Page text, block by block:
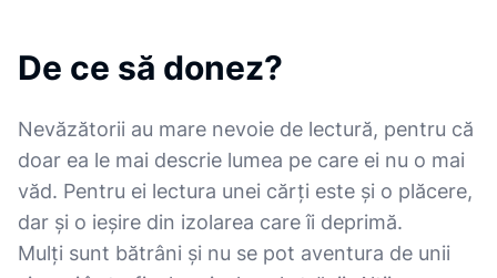
De ce să donez?
Nevăzătorii au mare nevoie de lectură, pentru că
doar ea le mai descrie lumea pe care ei nu o mai
văd. Pentru ei lectura unei cărți este și o plăcere,
dar și o ieșire din izolarea care îi deprimă.
Mulți sunt bătrâni și nu se pot aventura de unii